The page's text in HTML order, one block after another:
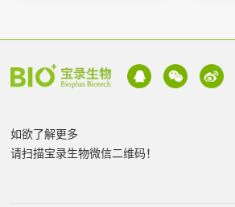
如欲了解更多
请扫描宝录生物微信二维码！